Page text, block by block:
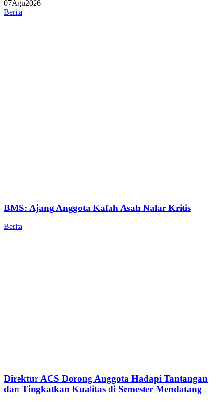
07Agu2026
Berita
BMS: Ajang Anggota Kafah Asah Nalar Kritis
Berita
Direktur ACS Dorong Anggota Hadapi Tantangan
dan Tingkatkan Kualitas di Semester Mendatang